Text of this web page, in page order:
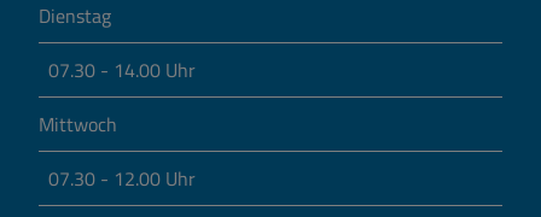
Dienstag
07.30 - 14.00 Uhr
Mittwoch
07.30 - 12.00 Uhr